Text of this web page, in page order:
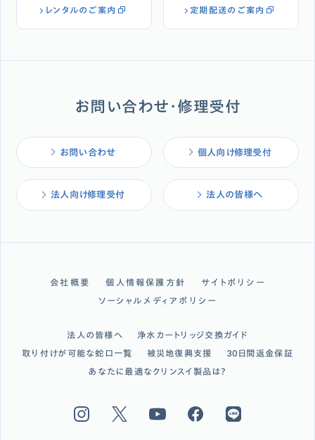
レンタルのご案内
定期配送のご案内
お問い合わせ・修理受付
お問い合わせ 個人向け修理受付
法人向け修理受付 法人の皆様へ
会社概要 個人情報保護方針
サイトポリシー
ソーシャルメディアポリシー
法人の皆様へ
浄水カートリッジ交換ガイド
取り付けが可能な蛇口一覧
被災地復興支援
30日間返金保証
あなたに最適なクリンスイ製品は？